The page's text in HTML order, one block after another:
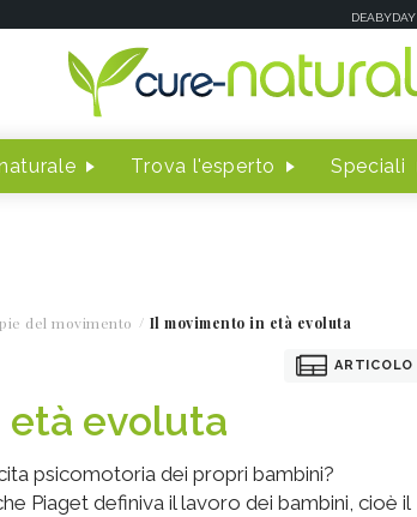
DEABYDAY
Trova l'esperto Speciali
del movimento Il movimento in età evoluta
ARTICOLO
età evoluta
psicomotoria dei propri bambini?
Piaget definiva il lavoro dei bambini, cioè il